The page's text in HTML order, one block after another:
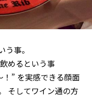
事。
めるという事
！” を実感できる顔面
そしてワイン通の方